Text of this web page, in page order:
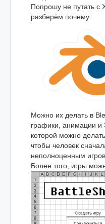
Попрошу не путать с
разберём почему.
Можно их делать в
графики, анимации и
которой можно
чтобы человек
неполноценным
Более того, игры